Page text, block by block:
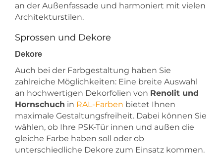
an der Außenfassade und harmoniert mit vielen
Architekturstilen.
Sprossen und Dekore
Dekore
Auch bei der Farbgestaltung haben Sie
zahlreiche Möglichkeiten: Eine breite Auswahl
an hochwertigen Dekorfolien von Renolit und
Hornschuch in RAL-Farben bietet Ihnen
maximale Gestaltungsfreiheit. Dabei können Sie
wählen, ob Ihre PSK-Tür innen und außen die
gleiche Farbe haben soll oder ob
unterschiedliche Dekore zum Einsatz kommen.